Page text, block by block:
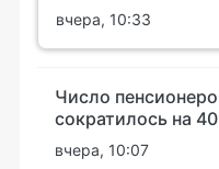
вчера, 10:33
Число
сократилось на
вчера, 10:07